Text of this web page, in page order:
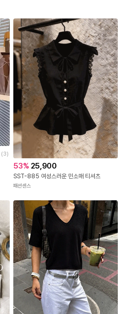
(3)
53% 25,900
SST-885 여성스러운 민소매 티셔츠
패션센스